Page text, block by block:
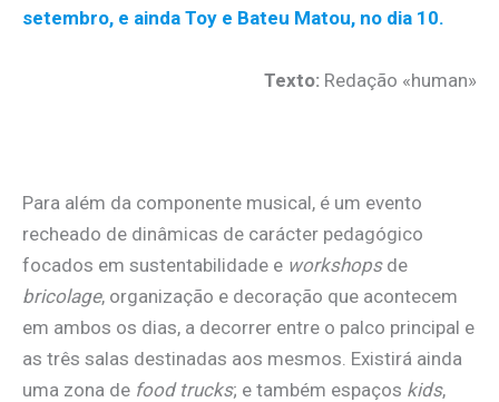
setembro, e ainda Toy e Bateu Matou, no dia 10.
Texto: Redação «human»
Para além da componente musical, é um evento
recheado de dinâmicas de carácter pedagógico
focados em sustentabilidade e workshopsde
bricolage, organização e decoração que acontecem
em ambos os dias, a decorrer entre o palco principal e
as três salas destinadas aos mesmos. Existirá ainda
uma zona de food trucks; e também espaços kids,